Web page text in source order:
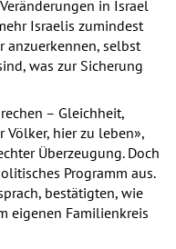
in Israel
Israelis zumindest
anzuerkennen, selbst
was zur Sicherung
– Gleichheit,
Völker, hier zu leben»,
Überzeugung. Doch
Programm aus.
bestätigten, wie
eigenen Familienkreis